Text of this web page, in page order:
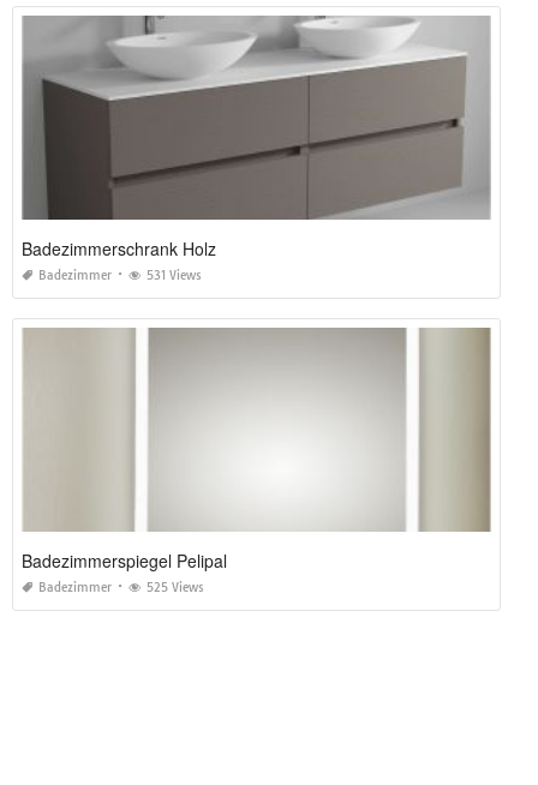
Badezimmerschrank Holz
Badezimmer 531 Views
Badezimmerspiegel Pelipal
Badezimmer 525 Views